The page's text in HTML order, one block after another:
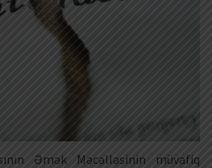
Əmək Məcəlləsinin müvafiq